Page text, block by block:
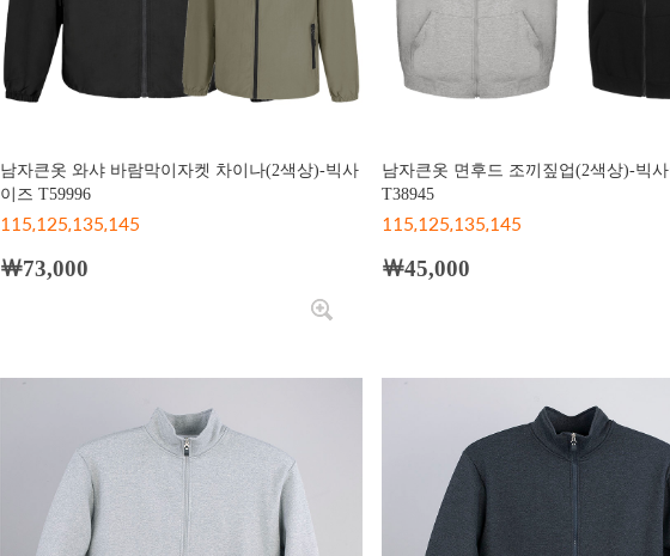
남자큰옷 와샤 바람막이자켓 차이나(2색상)-빅사
이즈 T59996
115,125,135,145
￦73,000
남자큰옷 면후드 조끼짚업(2색상)-빅
T38945
115,125,135,145
￦45,000